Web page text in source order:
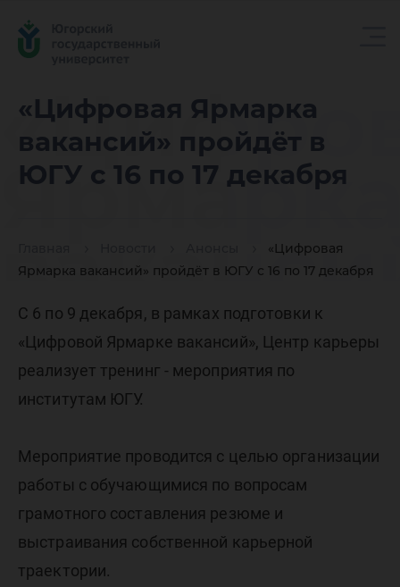
«Цифровая Ярмарка
вакансий» пройдёт в
ЮГУ с 16 по 17 декабря
«Цифровая
Ярмарка вакансий» пройдёт в ЮГУ с 16 по 17 декабря
ЮГУ с 16
по 17
декабря
С 6 по 9 декабря, в рамках подготовки к
«Цифровой Ярмарке вакансий», Центр карьеры
реализует тренинг - мероприятия по
институтам ЮГУ.
Мероприятие проводится с целью организации
работы с обучающимися по вопросам
грамотного составления резюме и
выстраивания собственной карьерной
траектории.